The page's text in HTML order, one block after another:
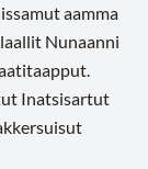
aamma
Nunaanni
Inatsisartut